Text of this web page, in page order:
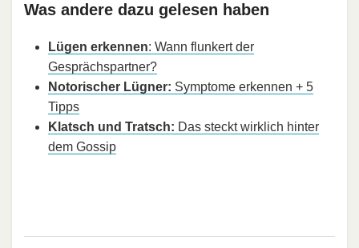
Was andere dazu gelesen haben
Lügen erkennen: Wann flunkert der
Gesprächspartner?
Notorischer Lügner: Symptome erkennen + 5
Tipps
Klatsch und Tratsch: Das steckt wirklich hinter
dem Gossip